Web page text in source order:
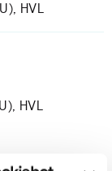
HVL
HVL